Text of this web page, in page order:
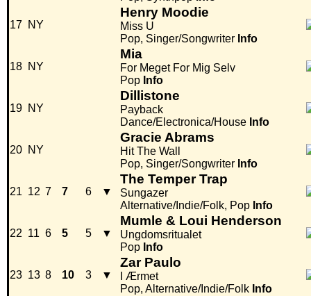
17 NY
Henry Moodie
Miss U
Pop, Singer/Songwriter Info
18 NY
Mia
For Meget For Mig Selv
Pop Info
19 NY
Dillistone
Payback
Dance/Electronica/House Info
20 NY
Gracie Abrams
Hit The Wall
Pop, Singer/Songwriter Info
21 12 7 7 6 ▼
The Temper Trap
Sungazer
Alternative/Indie/Folk, Pop Info
22 11 6 5 5 ▼
Mumle & Loui Henderson
Ungdomsritualet
Pop Info
23 13 8 10 3 ▼
Zar Paulo
I Ærmet
Pop, Alternative/Indie/Folk Info